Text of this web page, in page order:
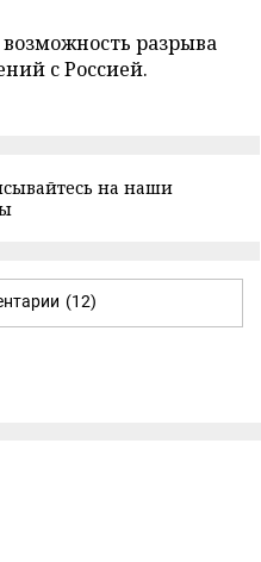
возможность разрыва
с Россией.
на наши
(12)